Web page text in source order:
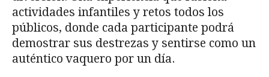
actividades infantiles y retos todos los
públicos, donde cada participante podrá
demostrar sus destrezas y sentirse como un
auténtico vaquero por un día.